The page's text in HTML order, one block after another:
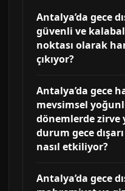
Antalya’da gece
güvenli ve
noktası olarak
çıkıyor?
Antalya’da gece
mevsimsel
dönemlerde zirve
durum gece
nasıl etkiliyor?
Antalya’da gece